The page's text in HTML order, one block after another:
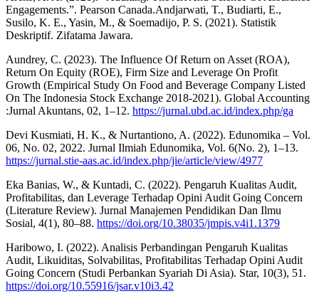
Engagements.”. Pearson Canada.Andjarwati, T., Budiarti, E.,
Susilo, K. E., Yasin, M., & Soemadijo, P. S. (2021). Statistik
Deskriptif. Zifatama Jawara.
Aundrey, C. (2023). The Influence Of Return on Asset (ROA),
Return On Equity (ROE), Firm Size and Leverage On Profit
Growth (Empirical Study On Food and Beverage Company Listed
On The Indonesia Stock Exchange 2018-2021). Global Accounting
:Jurnal Akuntans, 02, 1–12. https://jurnal.ubd.ac.id/index.php/ga
Devi Kusmiati, H. K., & Nurtantiono, A. (2022). Edunomika – Vol.
06, No. 02, 2022. Jurnal Ilmiah Edunomika, Vol. 6(No. 2), 1–13.
https://jurnal.stie-aas.ac.id/index.php/jie/article/view/4977
Eka Banias, W., & Kuntadi, C. (2022). Pengaruh Kualitas Audit,
Profitabilitas, dan Leverage Terhadap Opini Audit Going Concern
(Literature Review). Jurnal Manajemen Pendidikan Dan Ilmu
Sosial, 4(1), 80–88. https://doi.org/10.38035/jmpis.v4i1.1379
Haribowo, I. (2022). Analisis Perbandingan Pengaruh Kualitas
Audit, Likuiditas, Solvabilitas, Profitabilitas Terhadap Opini Audit
Going Concern (Studi Perbankan Syariah Di Asia). Star, 10(3), 51.
https://doi.org/10.55916/jsar.v10i3.42